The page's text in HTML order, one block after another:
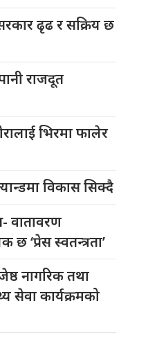
ढृढ र सक्रिय छ
राजदूत
भिरमा फालेर
विकास सिक्दै
वातावरण
‘प्रेस स्वतन्त्रता’
नागरिक तथा
सेवा कार्यक्रमको